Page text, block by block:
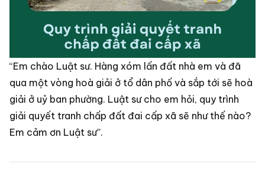
“Em chào Luật sư. Hàng xóm lấn đất nhà em và đã
qua một vòng hoà giải ở tổ dân phố và sắp tới sẽ hoà
giải ở uỷ ban phường. Luật sư cho em hỏi, quy trình
giải quyết tranh chấp đất đai cấp xã sẽ như thế nào?
Em cảm ơn Luật sư”.